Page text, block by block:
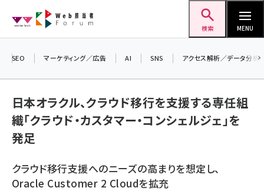
ン
検索 MENU
youtube (2429)
SEO マーケティング／広告 AI SNS アクセス解析／データ分析
日本オラクル、クラウド移行を支援する専任組
織「クラウド・カスタマー・コンシェルジェ」を
発足
クラウド移行支援へのニーズの高まりを想定し、
Oracle Customer 2 Cloudを拡充
＼ 読
7月24
差し上
▼アン